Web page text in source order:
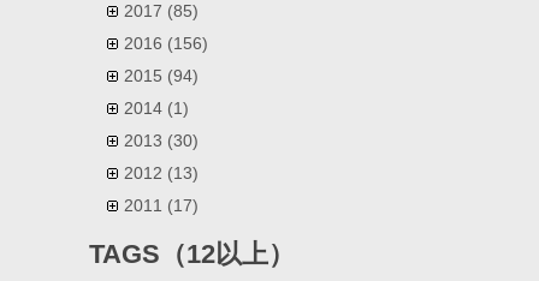
2017 (85)
2016 (156)
2015 (94)
2014 (1)
2013 (30)
2012 (13)
2011 (17)
TAGS（12以上）